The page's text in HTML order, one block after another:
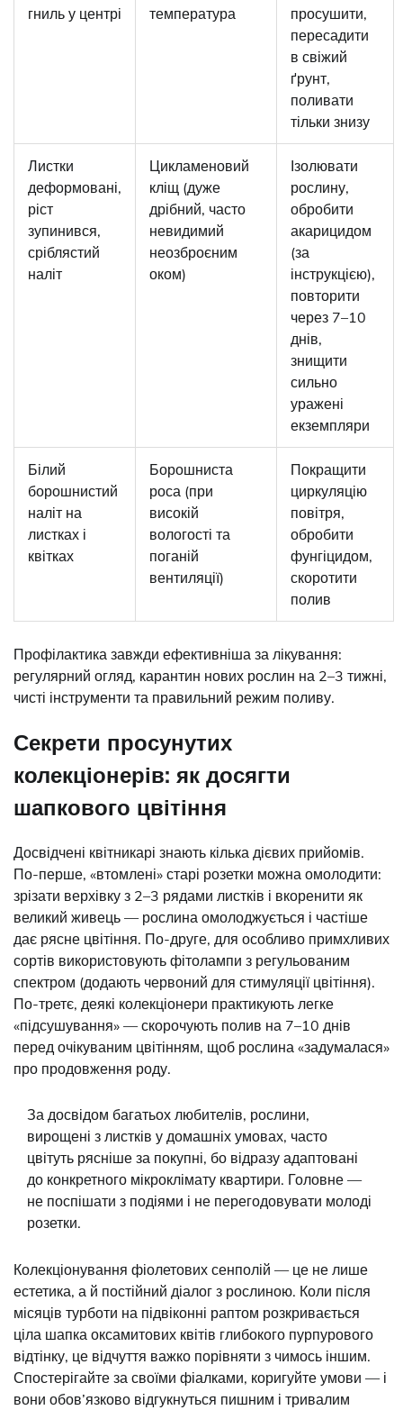
гниль у центрі
температура
просушити,
пересадити
в свіжий
ґрунт,
поливати
тільки знизу
Листки
деформовані,
ріст
зупинився,
сріблястий
наліт
Цикламеновий
кліщ (дуже
дрібний, часто
невидимий
неозброєним
оком)
Ізолювати
рослину,
обробити
акарицидом
(за
інструкцією),
повторити
через 7–10
днів,
знищити
сильно
уражені
екземпляри
Білий
борошнистий
наліт на
листках і
квітках
Борошниста
роса (при
високій
вологості та
поганій
вентиляції)
Покращити
циркуляцію
повітря,
обробити
фунгіцидом,
скоротити
полив
Профілактика завжди ефективніша за лікування:
регулярний огляд, карантин нових рослин на 2–3 тижні,
чисті інструменти та правильний режим поливу.
Секрети просунутих
колекціонерів: як досягти
шапкового цвітіння
Досвідчені квітникарі знають кілька дієвих прийомів.
По-перше, «втомлені» старі розетки можна омолодити:
зрізати верхівку з 2–3 рядами листків і вкоренити як
великий живець — рослина омолоджується і частіше
дає рясне цвітіння. По-друге, для особливо примхливих
сортів використовують фітолампи з регульованим
спектром (додають червоний для стимуляції цвітіння).
По-третє, деякі колекціонери практикують легке
«підсушування» — скорочують полив на 7–10 днів
перед очікуваним цвітінням, щоб рослина «задумалася»
про продовження роду.
За досвідом багатьох любителів, рослини,
вирощені з листків у домашніх умовах, часто
цвітуть рясніше за покупні, бо відразу адаптовані
до конкретного мікроклімату квартири. Головне —
не поспішати з подіями і не перегодовувати молоді
розетки.
Колекціонування фіолетових сенполій — це не лише
естетика, а й постійний діалог з рослиною. Коли після
місяців турботи на підвіконні раптом розкривається
ціла шапка оксамитових квітів глибокого пурпурового
відтінку, це відчуття важко порівняти з чимось іншим.
Спостерігайте за своїми фіалками, коригуйте умови — і
вони обов’язково відгукнуться пишним і тривалим